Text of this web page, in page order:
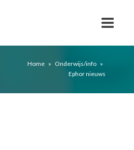
Home » Onderwijs/info »
Ephor nieuws